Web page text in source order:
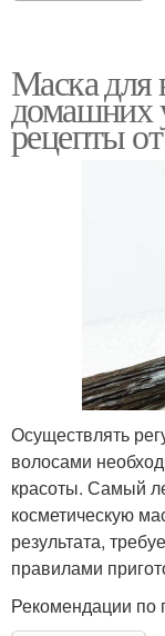
Маска для
домашних
рецепты
Осуществлять
волосами
красоты. Самый
косметическую
результата,
правилами
Рекомендации по